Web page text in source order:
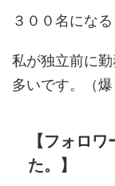
３００名にな
私が独立前に
多いです。（爆
【フォロ
た。】